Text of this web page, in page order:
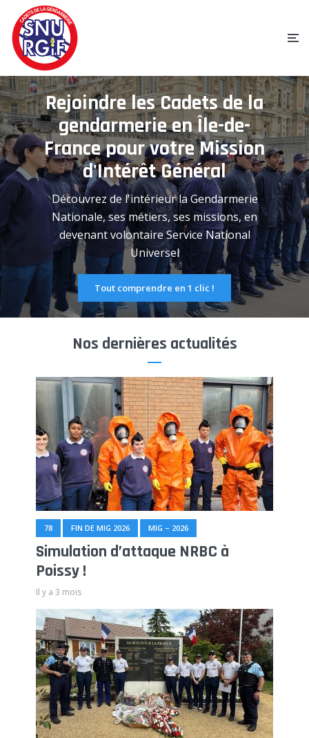
Rejoindre les Cadets de la
gendarmerie en Île-de-
France pour votre Mission
d'Intérêt Général
Découvrez de l'intérieur la Gendarmerie
Nationale, ses métiers, ses missions, en
devenant volontaire Service National
Universel
Tout comprendre en 1 clic !
Nos dernières actualités
78 FIN DE MIG 2026 MIG – 2026
Simulation d’attaque NRBC à
Poissy !
Il y a 3 mois